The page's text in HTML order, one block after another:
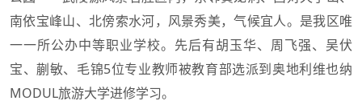
南依宝峰山、北傍索水河，风景秀美，气候宜人。是我区唯
一一所公办中等职业学校。先后有胡玉华、周飞强、吴伏
宝、蒯敏、毛锦5位专业教师被教育部选派到奥地利维也纳
MODUL旅游大学进修学习。